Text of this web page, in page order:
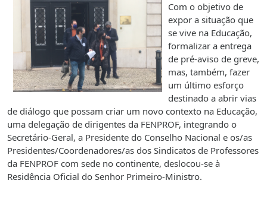
Com o objetivo de
expor a situação que
se vive na Educação,
formalizar a entrega
de pré-aviso de greve,
mas, também, fazer
um último esforço
destinado a abrir vias
de diálogo que possam criar um novo contexto na Educação,
uma delegação de dirigentes da FENPROF, integrando o
Secretário-Geral, a Presidente do Conselho Nacional e os/as
Presidentes/Coordenadores/as dos Sindicatos de Professores
da FENPROF com sede no continente, deslocou-se à
Residência Oficial do Senhor Primeiro-Ministro.